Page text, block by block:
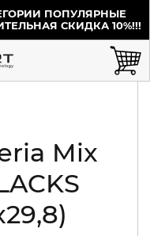
ПОПУЛЯРНЫЕ
СКИДКА 10%!!!
Mix